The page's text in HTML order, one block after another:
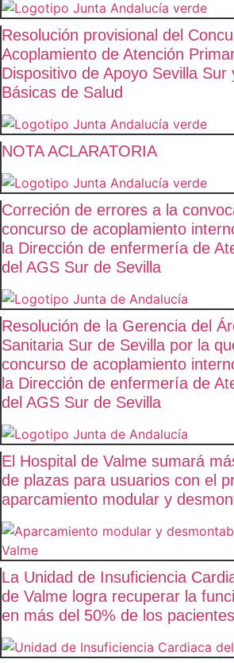
Resolución provisional del
Acoplamiento de Atención
Dispositivo de Apoyo Sevilla Sur
Básicas de Salud
NOTA ACLARATORIA
Correción de errores a la
concurso de acoplamiento
la Dirección de enfermería de
del AGS Sur de Sevilla
Resolución de la Gerencia del
Sanitaria Sur de Sevilla por la
concurso de acoplamiento
la Dirección de enfermería de
del AGS Sur de Sevilla
El Hospital de Valme sumará
de plazas para usuarios con el
aparcamiento modular y
La Unidad de Insuficiencia
de Valme logra recuperar la
en más del 50% de los pacientes